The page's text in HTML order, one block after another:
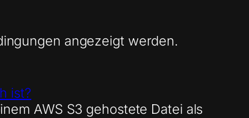
angezeigt werden.
ist?
AWS S3 gehostete Datei als